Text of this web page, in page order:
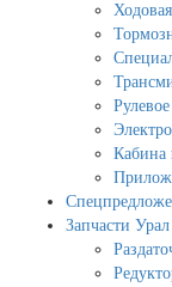
Кабина
Запчасти